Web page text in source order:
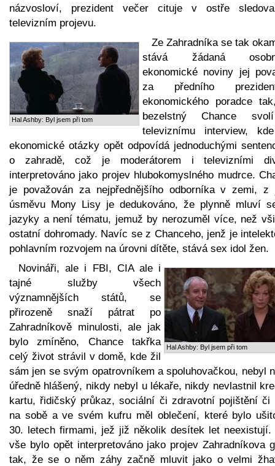
názvosloví, prezident večer cituje v ostře
televizním projevu.
Hal Ashby: Byl jsem při tom
Ze Zahradníka se tak
stává žádaná
ekonomické noviny jej
za předního
ekonomického poradce
bezelstný Chance
televiznímu interview,
ekonomické otázky opět odpovídá jednoduchými
o zahradě, což je moderátorem i televizními
interpretováno jako projev hlubokomyslného mudrce.
je považován za nejpřednějšího odborníka v zemi, z
úsměvu Mony Lisy je dedukováno, že plynně mluví
jazyky a není tématu, jemuž by nerozuměl více, než
ostatní dohromady. Navíc se z Chanceho, jenž je
pohlavním rozvojem na úrovni dítěte, stává sex idol žen.
Hal Ashby: Byl jsem při tom
Novináři, ale i FBI, CIA ale i
tajné služby všech
významnějších států, se
přirozeně snaží pátrat po
Zahradníkově minulosti, ale jak
bylo zmíněno, Chance takřka
celý život strávil v domě, kde žil
sám jen se svým opatrovníkem a spoluhovačkou, nebyl
úředně hlášený, nikdy nebyl u lékaře, nikdy nevlastnil
kartu, řidičský průkaz, sociální či zdravotní pojištění či
na sobě a ve svém kufru měl oblečení, které bylo
30. letech firmami, jež již několik desítek let neexistují.
vše bylo opět interpretováno jako projev Zahradníkova
tak, že se o něm záhy začně mluvit jako o velmi